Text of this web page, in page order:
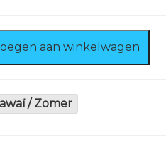
aan winkelwagen
/ Zomer